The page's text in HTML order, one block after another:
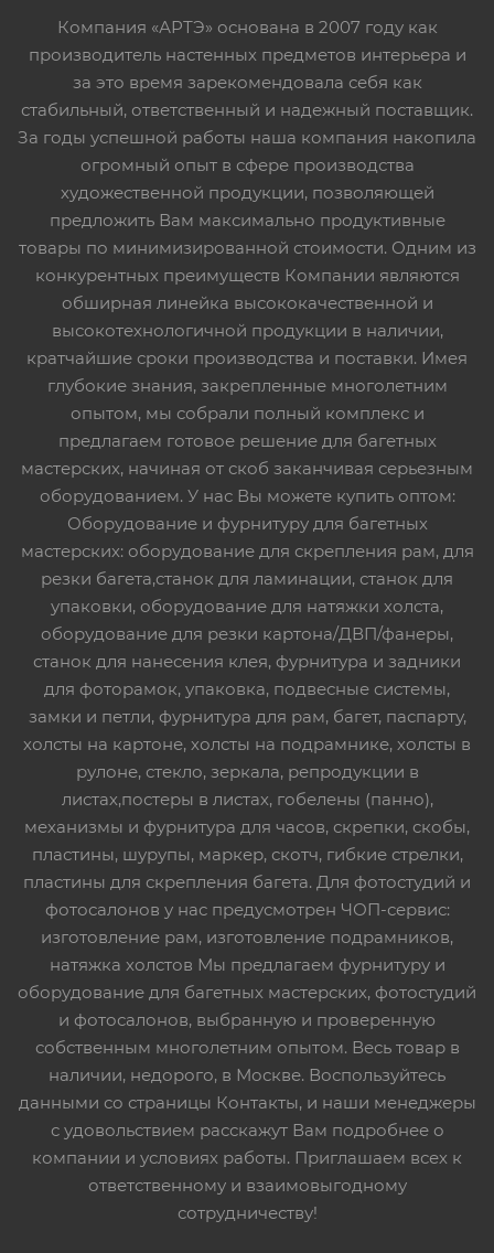
Компания «АРТЭ» основана в 2007 году как
производитель настенных предметов интерьера и
за это время зарекомендовала себя как
стабильный, ответственный и надежный поставщик.
За годы успешной работы наша компания накопила
огромный опыт в сфере производства
художественной продукции, позволяющей
предложить Вам максимально продуктивные
товары по минимизированной стоимости. Одним из
конкурентных преимуществ Компании являются
обширная линейка высококачественной и
высокотехнологичной продукции в наличии,
кратчайшие сроки производства и поставки. Имея
глубокие знания, закрепленные многолетним
опытом, мы собрали полный комплекс и
предлагаем готовое решение для багетных
мастерских, начиная от скоб заканчивая серьезным
оборудованием. У нас Вы можете купить оптом:
Оборудование и фурнитуру для багетных
мастерских: оборудование для скрепления рам, для
резки багета,станок для ламинации, станок для
упаковки, оборудование для натяжки холста,
оборудование для резки картона/ДВП/фанеры,
станок для нанесения клея, фурнитура и задники
для фоторамок, упаковка, подвесные системы,
замки и петли, фурнитура для рам, багет, паспарту,
холсты на картоне, холсты на подрамнике, холсты в
рулоне, стекло, зеркала, репродукции в
листах,постеры в листах, гобелены (панно),
механизмы и фурнитура для часов, скрепки, скобы,
пластины, шурупы, маркер, скотч, гибкие стрелки,
пластины для скрепления багета. Для фотостудий и
фотосалонов у нас предусмотрен ЧОП-сервис:
изготовление рам, изготовление подрамников,
натяжка холстов Мы предлагаем фурнитуру и
оборудование для багетных мастерских, фотостудий
и фотосалонов, выбранную и проверенную
собственным многолетним опытом. Весь товар в
наличии, недорого, в Москве. Воспользуйтесь
данными со страницы Контакты, и наши менеджеры
с удовольствием расскажут Вам подробнее о
компании и условиях работы. Приглашаем всех к
ответственному и взаимовыгодному
сотрудничеству!